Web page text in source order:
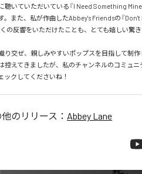
聴いていただいている『I Need Something
。また、私が作曲したAbbey's Friendsの『
の反響をいただけたことも、とても嬉しい驚き
り交ぜ、親しみやすいポップスを目指して制作
控えてきましたが、私のチャンネルのコミュニ
ックしてくださいね！
のリリース： Abbey Lane